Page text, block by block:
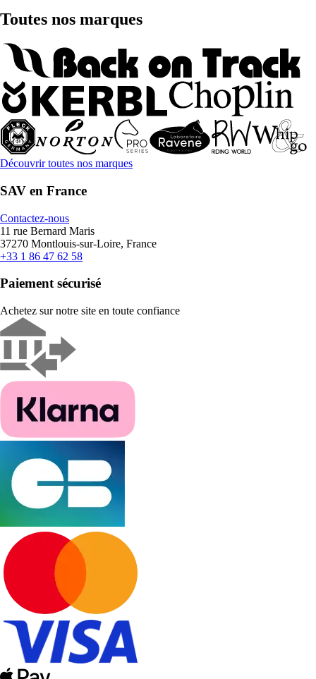
Toutes nos marques
Découvrir toutes nos marques
SAV en France
Contactez-nous
11 rue Bernard Maris
37270 Montlouis-sur-Loire, France
+33 1 86 47 62 58
Paiement sécurisé
Achetez sur notre site en toute confiance